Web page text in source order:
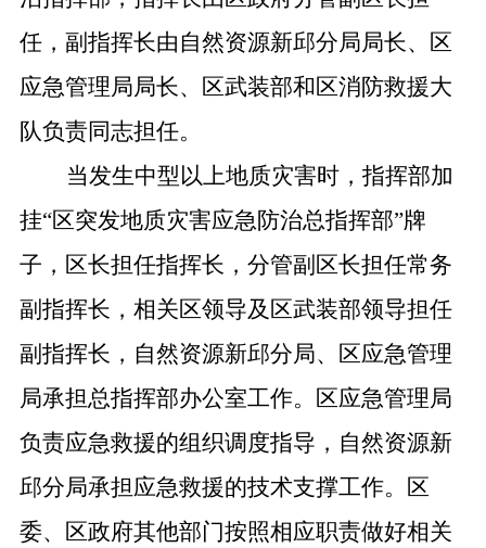
任，副指挥长由自然资源新邱分局局长、区
应急管理局局长、区武装部和区消防救援大
队负责同志担任。
当发生中型以上地质灾害时，指挥部加
挂“区突发地质灾害应急防治总指挥部”牌
子，区长担任指挥长，分管副区长担任常务
副指挥长，相关区领导及区武装部领导担任
副指挥长，自然资源新邱分局、区应急管理
局承担总指挥部办公室工作。区应急管理局
负责应急救援的组织调度指导，自然资源新
邱分局承担应急救援的技术支撑工作。区
委、区政府其他部门按照相应职责做好相关